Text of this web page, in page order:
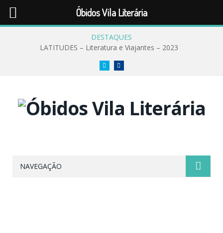
DESTAQUES
LATITUDES – Literatura e Viajantes – 2023
Twitter
NAVEGAÇÃO
Óbidos Vila Literária